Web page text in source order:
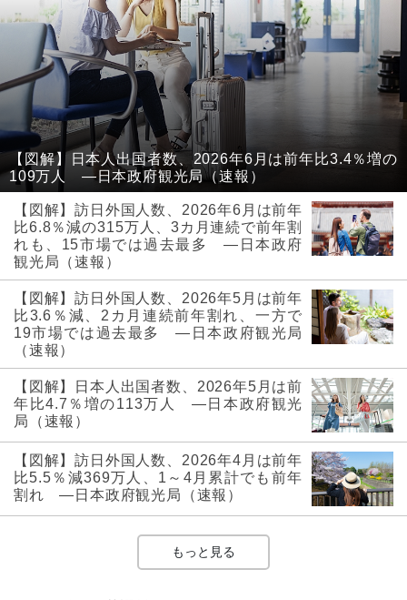
【図解】日本人出国者数、2026年6月は前年比3.4％増の
109万人 ―日本政府観光局（速報）
【図解】訪日外国人数、2026年6月は前年
比6.8％減の315万人、3カ月連続で前年割
れも、15市場では過去最多 ―日本政府
観光局（速報）
【図解】訪日外国人数、2026年5月は前年
比3.6％減、2カ月連続前年割れ、一方で
19市場では過去最多 ―日本政府観光局
（速報）
【図解】日本人出国者数、2026年5月は前
年比4.7％増の113万人 ―日本政府観光
局（速報）
【図解】訪日外国人数、2026年4月は前年
比5.5％減369万人、1～4月累計でも前年
割れ ―日本政府観光局（速報）
もっと見る